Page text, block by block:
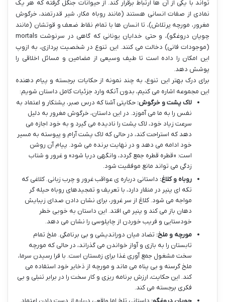
تواند با یکی از آن ها ارتباط برقرار کند. از حیوانات جنگل گرفته که هر یک
نمادی از صفات انسانی هستند (مانند روباه مکار، شیر قدرتمند، خرگوش
مغرور، مورچه پرتلاش)، تا انسان ها با تمام نقاط ضعف و قوتشان (مانند
چوپان دروغگو)، و حتی خدایان یونانی که گاهی در سرنوشت mortals
(موجودات فانی) دخالت می کنند. این تنوع در شخصیت پردازی، به ازوپ
این امکان را داده است تا طیف وسیعی از مضامین و مسائل اخلاقی را
پوشش دهد.
برای درک بهتر این تنوع، به چند نمونه از حکایات برجسته و پیام دهنده
این مجموعه اشاره می کنیم، بدون آنکه وارد جزئیات کامل داستان شویم:
لاک پشت و خرگوش: حکایتی آشنا که درس صبر، پشتکار و اعتماد به
نفس را به ما می آموزد. در این داستان، خرگوش مغرور به دلیل
سرعت زیاد خود، لاک پشت را نادیده می گیرد و به خود اجازه می
دهد که استراحت کند، در حالی که لاک پشت آرام و پیوسته به مسیر
خود ادامه می دهد و در نهایت برنده می شود. پیام آن روشن
است: «قطره قطره جمع گردد، وانگهی دریا شود» و غرور و شتاب
زدگی می تواند مانع موفقیت شود.
روباه و کلاغ: داستانی درباره ی عواقب غرور و چرب زبانی. کلاغی که
تکه ای پنیر در منقار دارد، با تعریف و تمجیدهای روباه حیله گر
مواجه می شود. کلاغ از سر غرور، برای نشان دادن صدای زیبایش
دهان باز می کند و پنیر می افتد. این داستان به خوبی خطر
خودستایی و فریب خوردن از چاپلوسی را نشان می دهد.
مورچه و ملخ: تضاد میان دوراندیشی و بی برنامگی. ملخ تمام
تابستان را به بازی و آواز خواندن می گذراند، در حالی که مورچه
سخت مشغول جمع آوری غذا برای زمستان است. با فرا رسیدن سرما،
ملخ گرسنه و بی پناه می ماند و مورچه از ذخایر خود استفاده می
کند. این حکایت، ارزش برنامه ریزی و کار سخت را در برابر تنبلی و بی
فکری برجسته می کند.